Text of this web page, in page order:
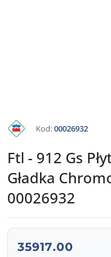
KATALOG
RM
GASTRO
Kod:00026932
Ftl - 912 Gs
Gładka
00026932
cena:
35917.00